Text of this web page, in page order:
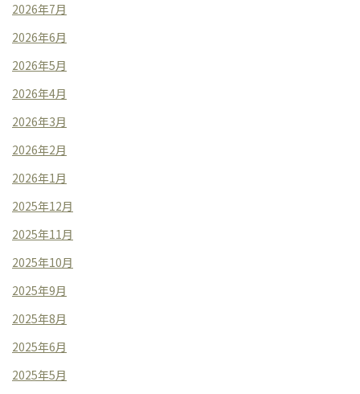
2026年7月
2026年6月
2026年5月
2026年4月
2026年3月
2026年2月
2026年1月
2025年12月
2025年11月
2025年10月
2025年9月
2025年8月
2025年6月
2025年5月